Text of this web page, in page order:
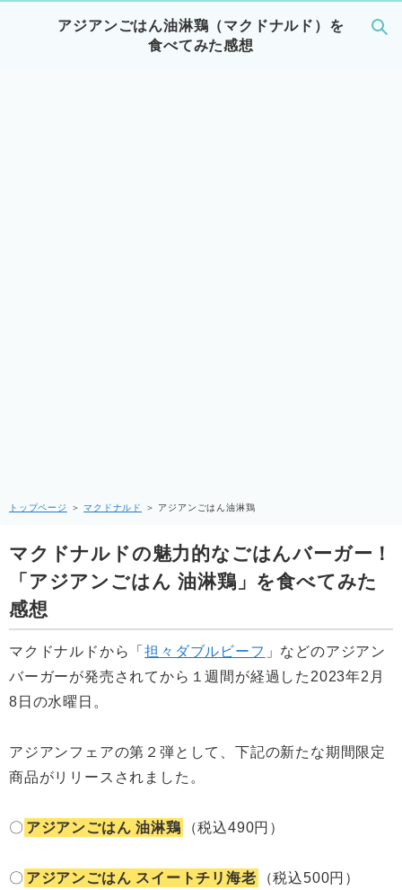
アジアンごはん油淋鶏（マクドナルド）を
食べてみた感想
トップページ ＞マクドナルド ＞ アジアンごはん油淋鶏
マクドナルドの魅力的なごはんバーガー！
「アジアンごはん 油淋鶏」を食べてみた
感想
マクドナルドから「担々ダブルビーフ 」などのアジアン
バーガーが発売されてから１週間が経過した2023年2月
8日の水曜日。
アジアンフェアの第２弾として、下記の新たな期間限定
商品がリリースされました。
〇 アジアンごはん 油淋鶏 （税込490円）
〇 アジアンごはん スイートチリ海老 （税込500円）